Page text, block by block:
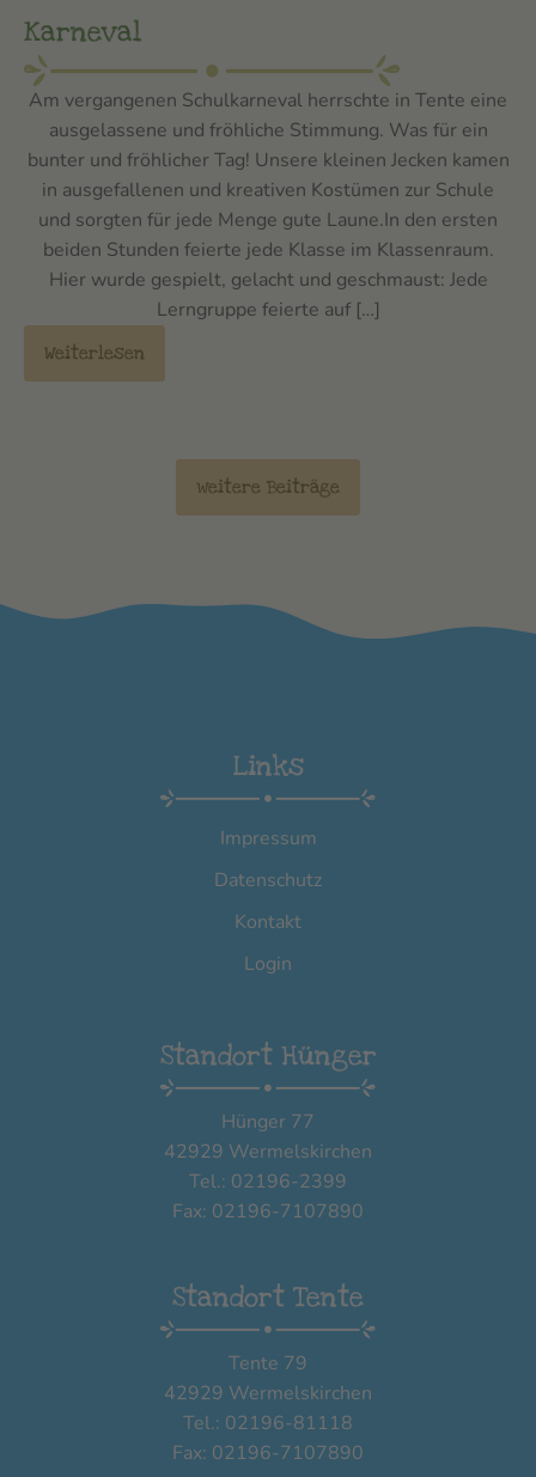
Karneval
Am vergangenen Schulkarneval herrschte in Tente eine
ausgelassene und fröhliche Stimmung. Was für ein
bunter und fröhlicher Tag! Unsere kleinen Jecken kamen
in ausgefallenen und kreativen Kostümen zur Schule
und sorgten für jede Menge gute Laune.In den ersten
beiden Stunden feierte jede Klasse im Klassenraum.
Hier wurde gespielt, gelacht und geschmaust: Jede
Lerngruppe feierte auf […]
Weiterlesen
weitere Beiträge
Links
Impressum
Datenschutz
Kontakt
Login
Standort Hünger
Hünger 77
42929 Wermelskirchen
Tel.: 02196-2399
Fax: 02196-7107890
Standort Tente
Tente 79
42929 Wermelskirchen
Tel.: 02196-81118
Fax: 02196-7107890